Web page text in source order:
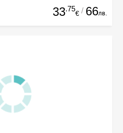
33.75
€ / 66лв.